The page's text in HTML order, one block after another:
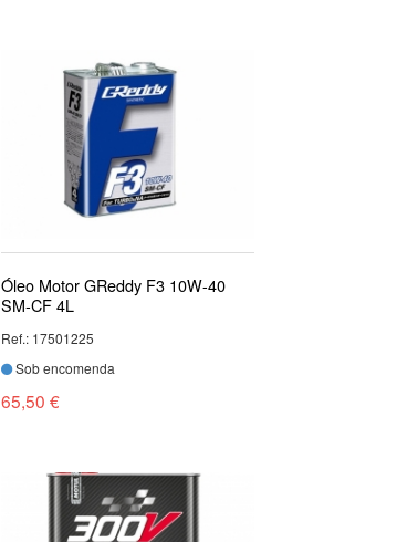
Óleo Motor GReddy F3 10W-40
SM-CF 4L
Ref.: 17501225
Sob encomenda
65,50 €